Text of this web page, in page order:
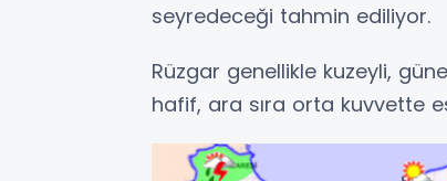
seyredeceği tahmin ediliyor.
Rüzgar genellikle kuzeyli,
hafif, ara sıra orta kuvvette